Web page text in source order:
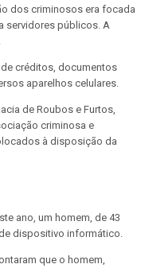
dos criminosos era focada
servidores públicos. A
créditos, documentos
aparelhos celulares.
de Roubos e Furtos,
criminosa e
à disposição da
ano, um homem, de 43
dispositivo informático.
que o homem,